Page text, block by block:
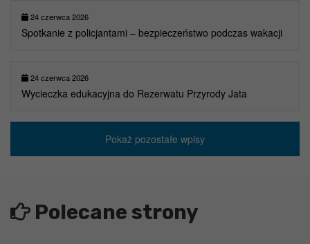
24 czerwca 2026
Spotkanie z policjantami – bezpieczeństwo podczas wakacji
24 czerwca 2026
Wycieczka edukacyjna do Rezerwatu Przyrody Jata
Pokaż pozostałe wpisy
Polecane strony